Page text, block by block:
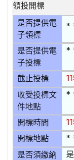
領投開標
是否提供電
子領標
*
是否提供電
子投標
*
截止投標
收受投標文
件地點
*
開標時間
開標地點 *
是否須繳納